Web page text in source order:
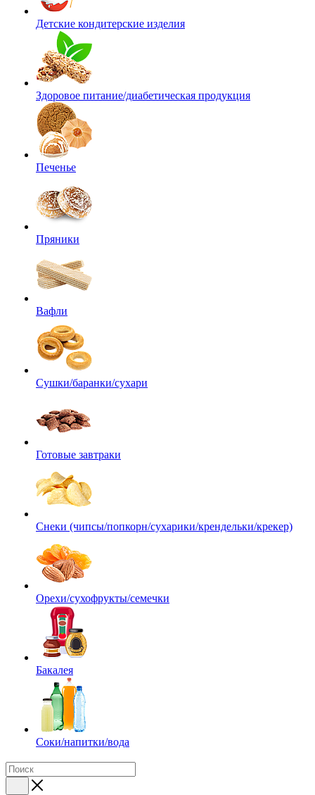
Детские кондитерские изделия
Здоровое питание/диабетическая продукция
Печенье
Пряники
Вафли
Сушки/баранки/сухари
Готовые завтраки
Снеки (чипсы/попкорн/сухарики/крендельки/крекер)
Орехи/сухофрукты/семечки
Бакалея
Соки/напитки/вода